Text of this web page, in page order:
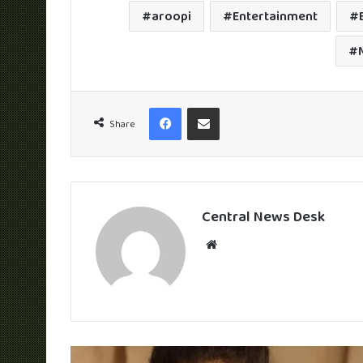
aroopi Entertainment
Share
FacebookShare via Email
Central News Desk